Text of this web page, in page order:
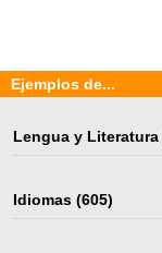
Ejemplos de...
Lengua y Literatura
Idiomas (605)